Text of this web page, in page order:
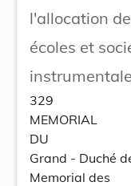
l'allocation
écoles et
329
MEMORIAL
DU
Grand - Duché
Memorial des